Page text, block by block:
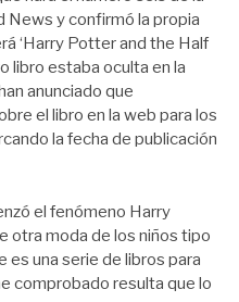
News y confirmó la propia
‘Harry Potter and the Half
libro estaba oculta en la
anunciado que
el libro en la web para los
la fecha de publicación
el fenómeno Harry
otra moda de los niños tipo
es una serie de libros para
comprobado resulta que lo